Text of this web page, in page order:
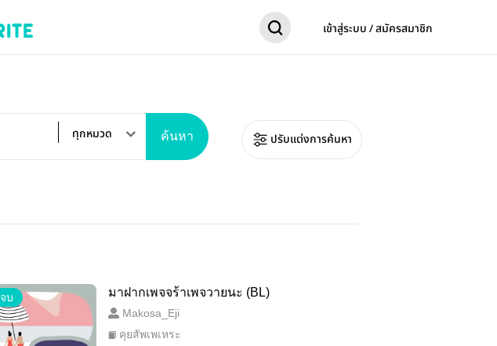
เข้าสู่ระบบ / สมัครสมาชิก
ทุกหมวด ค้นหา ปรับแต่งการค้นหา
จบ มาฝากเพจจร้าเพจวายนะ (BL)
Makosa_Eji
คุยสัพเพเหระ